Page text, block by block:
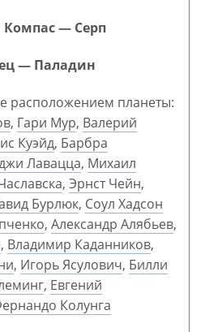
— Серп
— Паладин
расположением планеты:
, Гари Мур, Валерий
Куэйд, Барбра
Лавацца, Михаил
, Эрнст Чейн,
Бурлюк, Соул Хадсон
, Александр Алябьев,
, Владимир Каданников,
, Игорь Ясулович, Билли
, Евгений
Колунга